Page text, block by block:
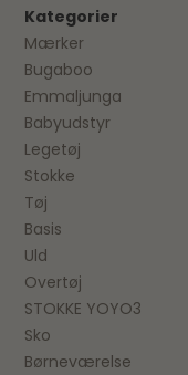
Kategorier
Mærker
Bugaboo
Emmaljunga
Babyudstyr
Legetøj
Stokke
Tøj
Basis
Uld
Overtøj
STOKKE YOYO3
Sko
Børneværelse